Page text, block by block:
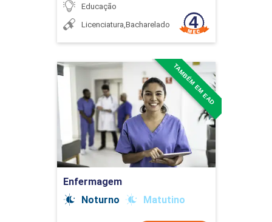
Educação
Licenciatura,Bacharelado
Enfermagem
Noturno
Matutino
TAMBÉM EM EAD
Enfermagem
Detalhes do curso
Ir para Inscrição